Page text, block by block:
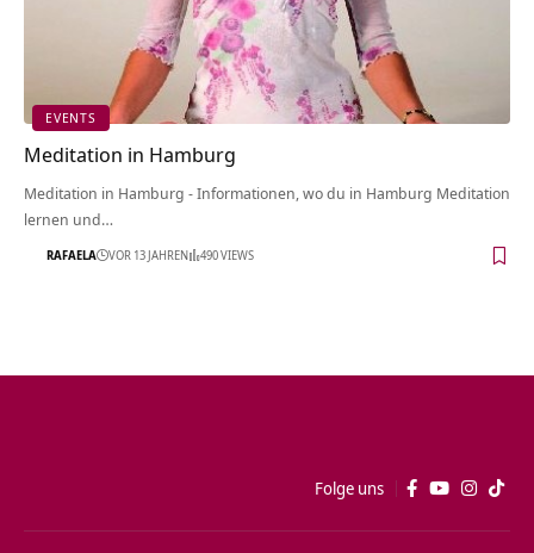
EVENTS
Meditation in Hamburg
Meditation in Hamburg - Informationen, wo du in Hamburg Meditation
lernen und…
RAFAELA VOR 13 JAHREN 490 VIEWS
Folge uns